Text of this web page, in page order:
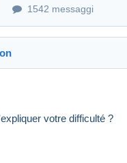
1542 messaggi
Link
votre difficulté ?